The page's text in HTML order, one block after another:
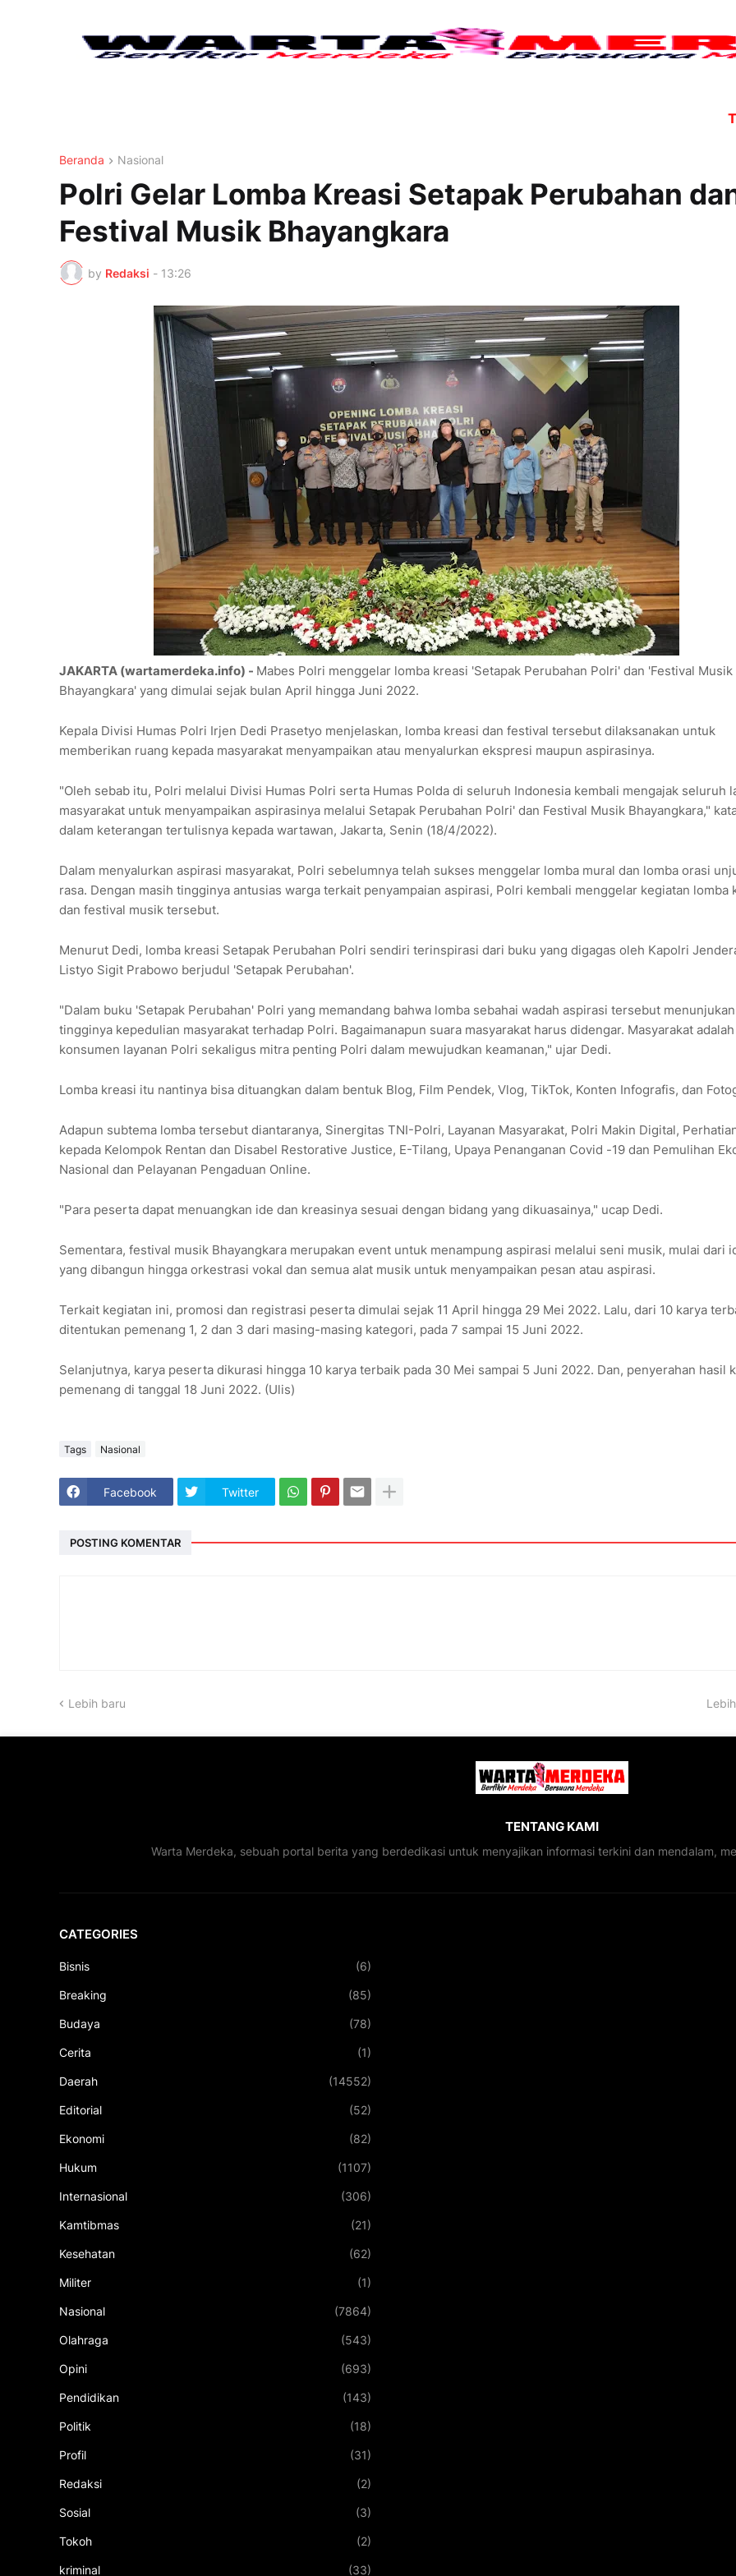
Tujuh
Beranda Nasional
Polri Gelar Lomba Kreasi Setapak Perubahan
Festival Musik Bhayangkara
by Redaksi - 13:26
JAKARTA (wartamerdeka.info) - Mabes Polri menggelar lomba kreasi 'Setapak Perubahan Polri' dan 'Festival Musik
Bhayangkara' yang dimulai sejak bulan April hingga Juni 2022.
Kepala Divisi Humas Polri Irjen Dedi Prasetyo menjelaskan, lomba kreasi dan festival tersebut dilaksanakan untuk
memberikan ruang kepada masyarakat menyampaikan atau menyalurkan ekspresi maupun aspirasinya.
"Oleh sebab itu, Polri melalui Divisi Humas Polri serta Humas Polda di seluruh Indonesia kembali mengajak seluruh
masyarakat untuk menyampaikan aspirasinya melalui Setapak Perubahan Polri' dan Festival Musik Bhayangkara,"
dalam keterangan tertulisnya kepada wartawan, Jakarta, Senin (18/4/2022).
Dalam menyalurkan aspirasi masyarakat, Polri sebelumnya telah sukses menggelar lomba mural dan lomba orasi
rasa. Dengan masih tingginya antusias warga terkait penyampaian aspirasi, Polri kembali menggelar kegiatan lomba
dan festival musik tersebut.
Menurut Dedi, lomba kreasi Setapak Perubahan Polri sendiri terinspirasi dari buku yang digagas oleh Kapolri
Listyo Sigit Prabowo berjudul 'Setapak Perubahan'.
"Dalam buku 'Setapak Perubahan' Polri yang memandang bahwa lomba sebahai wadah aspirasi tersebut
tingginya kepedulian masyarakat terhadap Polri. Bagaimanapun suara masyarakat harus didengar. Masyarakat adalah
konsumen layanan Polri sekaligus mitra penting Polri dalam mewujudkan keamanan," ujar Dedi.
Lomba kreasi itu nantinya bisa dituangkan dalam bentuk Blog, Film Pendek, Vlog, TikTok, Konten Infografis, dan
Adapun subtema lomba tersebut diantaranya, Sinergitas TNI-Polri, Layanan Masyarakat, Polri Makin Digital,
kepada Kelompok Rentan dan Disabel Restorative Justice, E-Tilang, Upaya Penanganan Covid -19 dan Pemulihan
Nasional dan Pelayanan Pengaduan Online.
"Para peserta dapat menuangkan ide dan kreasinya sesuai dengan bidang yang dikuasainya," ucap Dedi.
Sementara, festival musik Bhayangkara merupakan event untuk menampung aspirasi melalui seni musik, mulai dari
yang dibangun hingga orkestrasi vokal dan semua alat musik untuk menyampaikan pesan atau aspirasi.
Terkait kegiatan ini, promosi dan registrasi peserta dimulai sejak 11 April hingga 29 Mei 2022. Lalu, dari 10 karya
ditentukan pemenang 1, 2 dan 3 dari masing-masing kategori, pada 7 sampai 15 Juni 2022.
Selanjutnya, karya peserta dikurasi hingga 10 karya terbaik pada 30 Mei sampai 5 Juni 2022. Dan, penyerahan hasil
pemenang di tanggal 18 Juni 2022. (Ulis)
Tags Nasional
Facebook Twitter
POSTING KOMENTAR
Lebih baru
TENTANG KAMI
Warta Merdeka, sebuah portal berita yang berdedikasi untuk menyajikan informasi terkini dan mendalam,
CATEGORIES
Bisnis (6)
Breaking (85)
Budaya (78)
Cerita (1)
Daerah (14552)
Editorial (52)
Ekonomi (82)
Hukum (1107)
Internasional (306)
Kamtibmas (21)
Kesehatan (62)
Militer (1)
Nasional (7864)
Olahraga (543)
Opini (693)
Pendidikan (143)
Politik (18)
Profil (31)
Redaksi (2)
Sosial (3)
Tokoh (2)
kriminal (33)